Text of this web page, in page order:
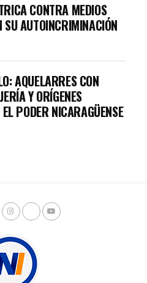
CONTRA MEDIOS
SU AUTOINCRIMINACIÓN
AQUELARRES CON
Y ORÍGENES
PODER NICARAGÜENSE